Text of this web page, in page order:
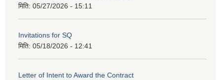
मिति: 05/27/2026 - 15:11
Invitations for SQ
मिति: 05/18/2026 - 12:41
Letter of Intent to Award the Contract